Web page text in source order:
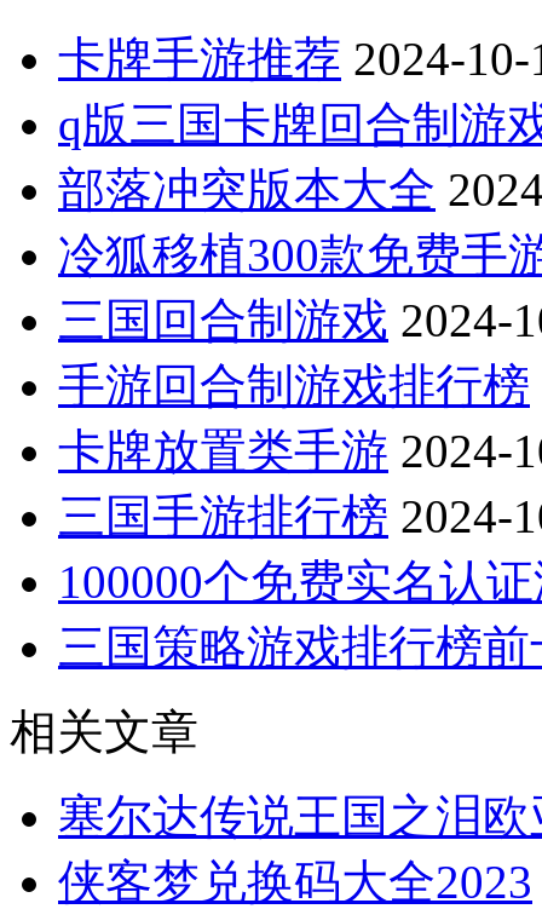
卡牌手游推荐 2024-10-
q版三国卡牌回合制游
部落冲突版本大全
冷狐移植300款免费手
三国回合制游戏 2024-
手游回合制游戏排行榜
卡牌放置类手游 2024-
三国手游排行榜 2024-
100000个免费实名认
三国策略游戏排行榜
相关文章
塞尔达传说王国之泪
侠客梦兑换码大全2023